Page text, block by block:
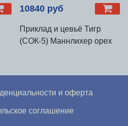
10840 руб
Приклад и цевьё Тигр
(СОК-5) Маннлихер орех
и оферта
соглашение